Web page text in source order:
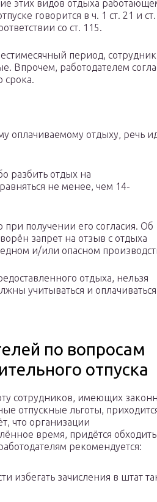
этих видов отдыха
говорится в ч. 1 ст. 21 и ст.
со ст. 115.
период,
Впрочем, работодателем
срока.
оплачиваемому отдыху, речь
разбить отдых на
не менее, чем 14-
при получении его согласия. Об
запрет на отзыв с отдыха
и/или опасном
отдыха, нельзя
учитываться и
по вопросам
отпуска
сотрудников, имеющих
отпускные льготы,
что организации
время, придётся
рекомендуется:
избегать зачисления в штат